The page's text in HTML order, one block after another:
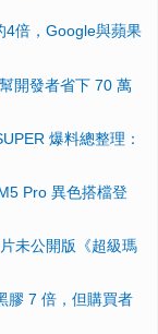
4倍，Google與蘋果
開發者省下 70 萬
爆料總整理：
Pro 異色搭檔登
未公開版《超級瑪
膠 7 倍，但購買者